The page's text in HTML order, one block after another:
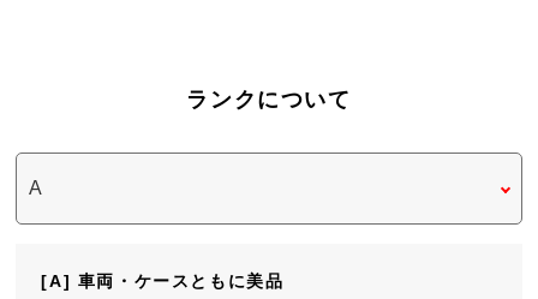
ランクについて
[A] 車両・ケースともに美品